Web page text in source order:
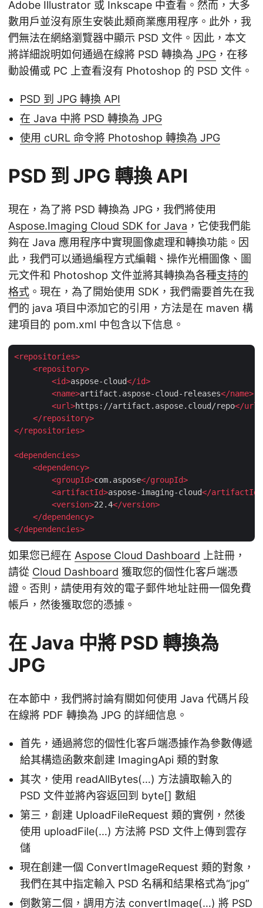
Adobe Illustrator 或 Inkscape 中查看。然而，大多
數用戶並沒有原生安裝此類商業應用程序。此外，我
們無法在網絡瀏覽器中顯示 PSD 文件。因此，本文
將詳細說明如何通過在線將 PSD 轉換為 JPG ，在移
動設備或 PC 上查看沒有 Photoshop 的 PSD 文件。
PSD 到 JPG 轉換 API
在 Java 中將 PSD 轉換為 JPG
使用 cURL 命令將 Photoshop 轉換為 JPG
PSD 到 JPG 轉換 API
現在，為了將 PSD 轉換為 JPG，我們將使用
Aspose.Imaging Cloud SDK for Java ，它使我們能
夠在 Java 應用程序中實現圖像處理和轉換功能。因
此，我們可以通過編程方式編輯、操作光柵圖像、圖
元文件和 Photoshop 文件並將其轉換為各種支持的
格式 。現在，為了開始使用 SDK，我們需要首先在我
們的 java 項目中添加它的引用，方法是在 maven 構
建項目的 pom.xml 中包含以下信息。
<repositories>
<repository>
<id>aspose-cloud</id>
<name>artifact.aspose-cloud-releases</name>
<url>https://artifact.aspose.cloud/repo</url
</repository>
</repositories>
<dependencies>
<dependency>
<groupId>com.aspose</groupId>
<artifactId>aspose-imaging-cloud</artifactId
<version>22.4</version>
</dependency>
</dependencies>
如果您已經在 Aspose Cloud Dashboard 上註冊，
請從 Cloud Dashboard 獲取您的個性化客戶端憑
證。否則，請使用有效的電子郵件地址註冊一個免費
帳戶，然後獲取您的憑據。
在 Java 中將 PSD 轉換為
JPG
在本節中，我們將討論有關如何使用 Java 代碼片段
在線將 PDF 轉換為 JPG 的詳細信息。
首先，通過將您的個性化客戶端憑據作為參數傳遞
給其構造函數來創建 ImagingApi 類的對象
其次，使用 readAllBytes(…) 方法讀取輸入的
PSD 文件並將內容返回到 byte[] 數組
第三，創建 UploadFileRequest 類的實例，然後
使用 uploadFile(…) 方法將 PSD 文件上傳到雲存
儲
現在創建一個 ConvertImageRequest 類的對象，
我們在其中指定輸入 PSD 名稱和結果格式為“jpg”
倒數第二個，調用方法 convertImage(…) 將 PSD